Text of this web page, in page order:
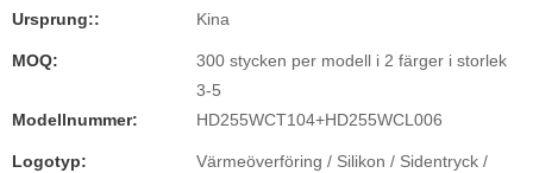
Ursprung:: Kina
MOQ:
300 stycken per modell i 2 färger i storlek
3-5
Modellnummer:
HD255WCT104+HD255WCL006
Logotyp:
Värmeöverföring / Silikon / Sidentryck /